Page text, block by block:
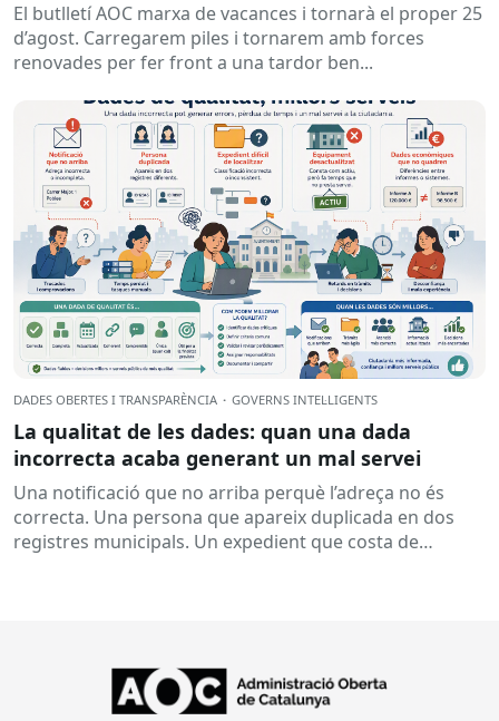
El butlletí AOC marxa de vacances i tornarà el proper 25
d’agost. Carregarem piles i tornarem amb forces
renovades per fer front a una tardor ben...
DADES OBERTES I TRANSPARÈNCIA · GOVERNS INTEL·LIGENTS
La qualitat de les dades: quan una dada
incorrecta acaba generant un mal servei
Una notificació que no arriba perquè l’adreça no és
correcta. Una persona que apareix duplicada en dos
registres municipals. Un expedient que costa de